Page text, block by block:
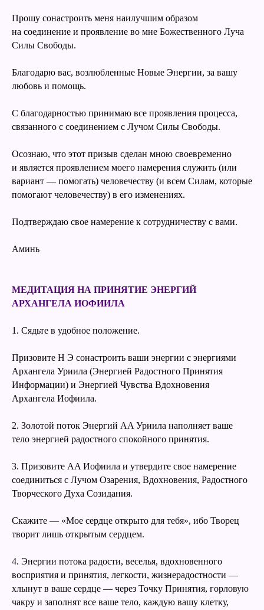
Прошу сонастроить меня наилучшим образом
на соединение и проявление во мне Божественного Луча
Силы Свободы.
Благодарю вас, возлюбленные Новые Энергии, за вашу
любовь и помощь.
С благодарностью принимаю все проявления процесса,
связанного с соединением с Лучом Силы Свободы.
Осознаю, что этот призыв сделан мною своевременно
и является проявлением моего намерения служить (или
вариант — помогать) человечеству (и всем Силам, которые
помогают человечеству) в его изменениях.
Подтверждаю свое намерение к сотрудничеству с вами.
Аминь
МЕДИТАЦИЯ НА ПРИНЯТИЕ ЭНЕРГИЙ
АРХАНГЕЛА ИОФИИЛА
1. Сядьте в удобное положение.
Призовите Н Э сонастроить ваши энергии с энергиями
Архангела Уриила (Энергией Радостного Принятия
Информации) и Энергией Чувства Вдохновения
Архангела Иофиила.
2. Золотой поток Энергий АA Уриила наполняет ваше
тело энергией радостного спокойного принятия.
3. Призовите АA Иофиила и утвердите свое намерение
соединиться с Лучом Озарения, Вдохновения, Радостного
Творческого Духа Созидания.
Скажите — «Мое сердце открыто для тебя», ибо Творец
творит лишь открытым сердцем.
4. Энергии потока радости, веселья, вдохновенного
восприятия и принятия, легкости, жизнерадостности —
хлынут в ваше сердце — через Точку Принятия, горловую
чакру и заполнят все ваше тело, каждую вашу клетку,